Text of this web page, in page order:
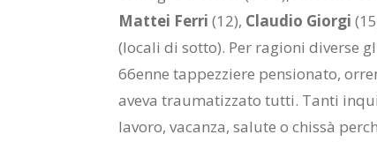
Mattei Ferri (12), Claudio Giorgi
(locali di sotto). Per ragioni diverse
66enne tappezziere pensionato,
aveva traumatizzato tutti. Tanti
lavoro, vacanza, salute o chissà